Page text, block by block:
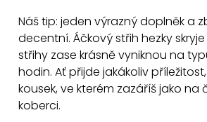
í
p
r
v
k
Náš tip: jeden výrazný doplněk a
decentní. Áčkový střih hezky
střihy zase krásně vyniknou na
hodin. Ať přijde jakákoliv
kousek, ve kterém zazáříš jako na
koberci.